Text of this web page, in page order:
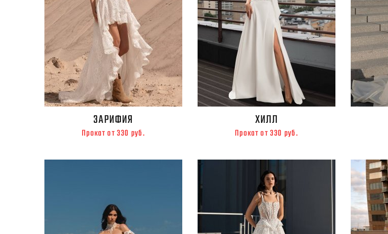
ЗАРИФИЯ
Прокат от 330 руб.
ХИЛЛ
Прокат от 330 руб.